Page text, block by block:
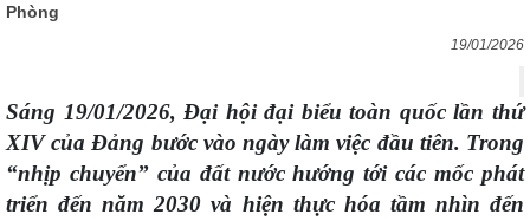
Phòng
19/01/2026
Sáng 19/01/2026, Đại hội đại biểu toàn quốc lần thứ
XIV của Đảng bước vào ngày làm việc đầu tiên. Trong
“nhịp chuyển” của đất nước hướng tới các mốc phát
triển đến năm 2030 và hiện thực hóa tầm nhìn đến